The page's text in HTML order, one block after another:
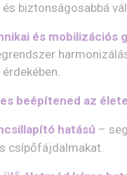
és biztonságosabbá
és mobilizációs
beépítened az
hatású –
csípőfájdalmakat.